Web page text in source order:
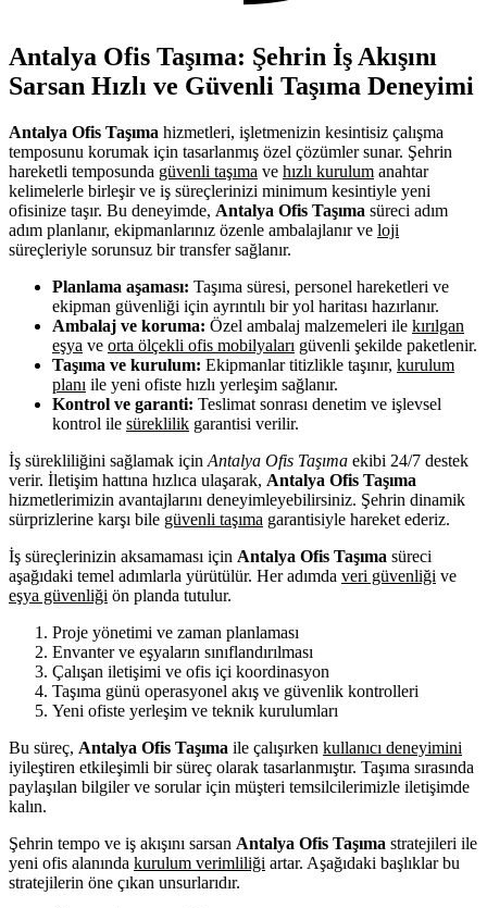
Antalya Ofis Taşıma: Şehrin İş Akışını
Sarsan Hızlı ve Güvenli Taşıma Deneyimi
Antalya Ofis Taşıma hizmetleri, işletmenizin kesintisiz çalışma
temposunu korumak için tasarlanmış özel çözümler sunar. Şehrin
hareketli temposunda güvenli taşıma ve hızlı kurulum anahtar
kelimelerle birleşir ve iş süreçlerinizi minimum kesintiyle yeni
ofisinize taşır. Bu deneyimde, Antalya Ofis Taşıma süreci adım
adım planlanır, ekipmanlarınız özenle ambalajlanır ve loji
süreçleriyle sorunsuz bir transfer sağlanır.
Planlama aşaması: Taşıma süresi, personel hareketleri ve
ekipman güvenliği için ayrıntılı bir yol haritası hazırlanır.
Ambalaj ve koruma: Özel ambalaj malzemeleri ile kırılgan
eşya ve orta ölçekli ofis mobilyaları güvenli şekilde paketlenir.
Taşıma ve kurulum: Ekipmanlar titizlikle taşınır, kurulum
planı ile yeni ofiste hızlı yerleşim sağlanır.
Kontrol ve garanti: Teslimat sonrası denetim ve işlevsel
kontrol ile süreklilik garantisi verilir.
İş sürekliliğini sağlamak için Antalya Ofis Taşıma ekibi 24/7 destek
verir. İletişim hattına hızlıca ulaşarak, Antalya Ofis Taşıma
hizmetlerimizin avantajlarını deneyimleyebilirsiniz. Şehrin dinamik
sürprizlerine karşı bile güvenli taşıma garantisiyle hareket ederiz.
İş süreçlerinizin aksamaması için Antalya Ofis Taşıma süreci
aşağıdaki temel adımlarla yürütülür. Her adımda veri güvenliği ve
eşya güvenliği ön planda tutulur.
Proje yönetimi ve zaman planlaması
Envanter ve eşyaların sınıflandırılması
Çalışan iletişimi ve ofis içi koordinasyon
Taşıma günü operasyonel akış ve güvenlik kontrolleri
Yeni ofiste yerleşim ve teknik kurulumları
Bu süreç, Antalya Ofis Taşıma ile çalışırken kullanıcı deneyimini
iyileştiren etkileşimli bir süreç olarak tasarlanmıştır. Taşıma sırasında
paylaşılan bilgiler ve sorular için müşteri temsilcilerimizle iletişimde
kalın.
Şehrin tempo ve iş akışını sarsan Antalya Ofis Taşıma stratejileri ile
yeni ofis alanında kurulum verimliliği artar. Aşağıdaki başlıklar bu
stratejilerin öne çıkan unsurlarıdır.